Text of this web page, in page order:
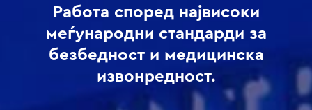
Работа според највисоки
меѓународни стандарди за
безбедност и медицинска
извонредност.